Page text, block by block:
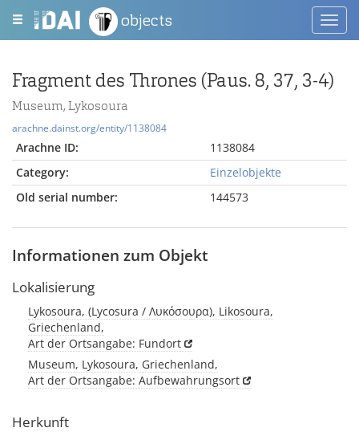
objects
Fragment des Thrones (Paus. 8, 37, 3-4)
Museum, Lykosoura
arachne.dainst.org/entity/1138084
Arachne ID:
1138084
Category:
Einzelobjekte
Old serial number:
144573
Informationen zum Objekt
Lokalisierung
Lykosoura, (Lycosura / Λυκόσουρα), Likosoura,
Griechenland,
Art der Ortsangabe: Fundort
Museum, Lykosoura, Griechenland,
Art der Ortsangabe: Aufbewahrungsort
Herkunft